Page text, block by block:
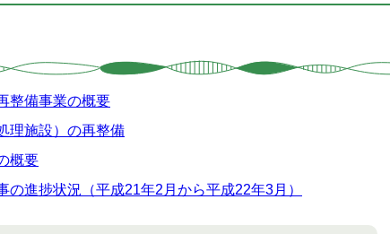
整備事業の概要
理施設）の再整備
概要
進捗状況（平成21年2月から平成22年3月）